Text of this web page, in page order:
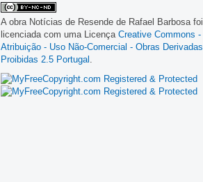
A obra Notícias de Resende de Rafael Barbosa foi
licenciada com uma Licença Creative Commons -
Atribuição - Uso Não-Comercial - Obras Derivadas
Proibidas 2.5 Portugal